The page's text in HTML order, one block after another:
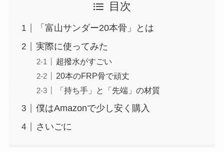
・クレカ・プリ
【最新】
年3月31日)
その他
（ 招待リンク
mineo 招待リンク
目次
「富山サンダー20本骨」とは
実際に使ってみた
超撥水がすごい
20本のFRP骨で頑丈
「持ち手」と「先端」の材質
僕はAmazonで少し安く購入
さいごに